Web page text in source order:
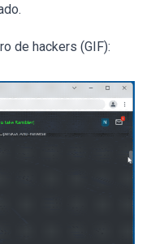
de hackers (GIF):